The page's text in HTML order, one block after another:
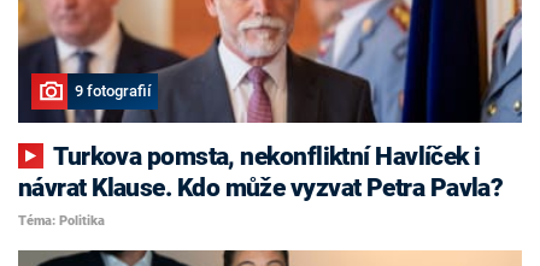
9 fotografií
Turkova pomsta, nekonfliktní Havlíček i
návrat Klause. Kdo může vyzvat Petra Pavla?
Téma: Politika